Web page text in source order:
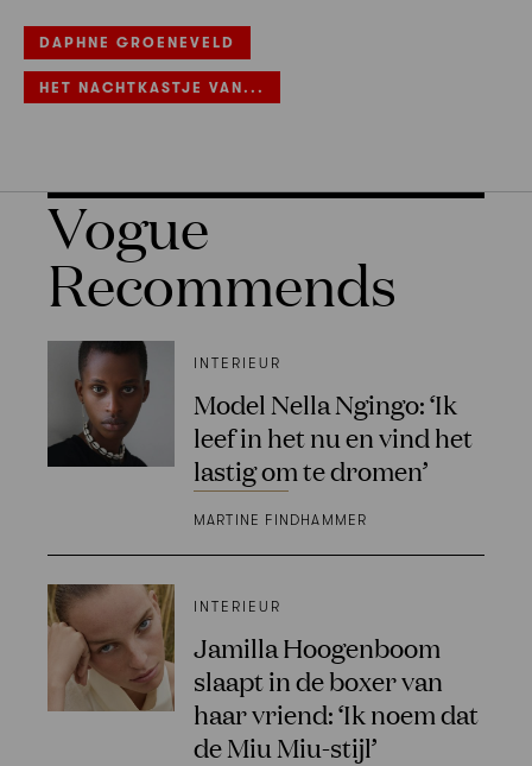
DAPHNE GROENEVELD
HET NACHTKASTJE VAN...
Vogue
Recommends
INTERIEUR
Model Nella Ngingo: ‘Ik
leef in het nu en vind het
lastig om te dromen’
MARTINE FINDHAMMER
INTERIEUR
Jamilla Hoogenboom
slaapt in de boxer van
haar vriend: ‘Ik noem dat
de Miu Miu-stijl’